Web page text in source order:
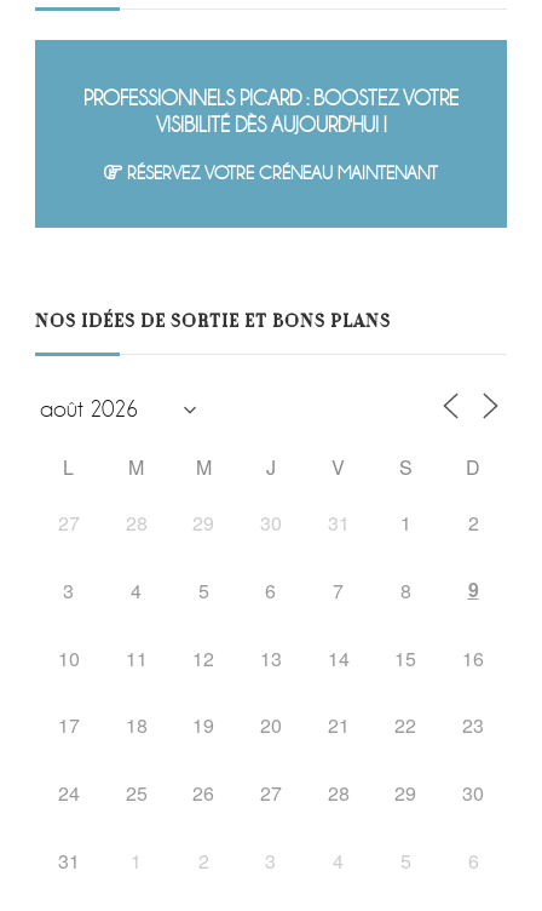
PROFESSIONNELS PICARD : BOOSTEZ VOTRE
VISIBILITÉ DÈS AUJOURD'HUI !
RÉSERVEZ VOTRE CRÉNEAU MAINTENANT
NOS IDÉES DE SORTIE ET BONS PLANS
L M M J V S
D
27
28 29 30 31 1 2
3 4 5 6 7 8 9
10 11 12 13 14 15 16
17 18 19 20 21 22 23
24 25 26 27 28 29 30
31 1 2 3 4 5 6